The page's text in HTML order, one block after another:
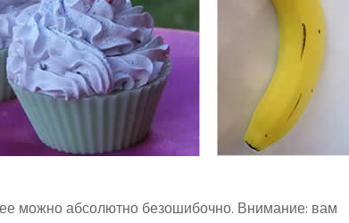
можно абсолютно безошибочно. Внимание: вам